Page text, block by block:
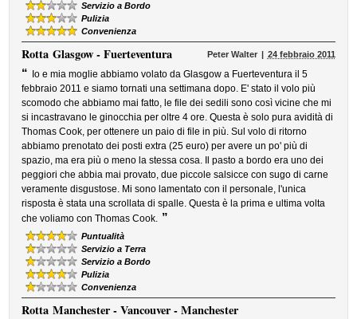
Servizio a Bordo
Pulizia
Convenienza
RottaGlasgow - Fuerteventura Peter Walter 24 febbraio 2011
“
Io e mia moglie abbiamo volato da Glasgow a Fuerteventura il 5
febbraio 2011 e siamo tornati una settimana dopo. E' stato il volo più
scomodo che abbiamo mai fatto, le file dei sedili sono così vicine che mi
si incastravano le ginocchia per oltre 4 ore. Questa è solo pura avidità di
Thomas Cook, per ottenere un paio di file in più. Sul volo di ritorno
abbiamo prenotato dei posti extra (25 euro) per avere un po' più di
spazio, ma era più o meno la stessa cosa. Il pasto a bordo era uno dei
peggiori che abbia mai provato, due piccole salsicce con sugo di carne
veramente disgustose. Mi sono lamentato con il personale, l'unica
risposta è stata una scrollata di spalle. Questa è la prima e ultima volta
che voliamo con Thomas Cook. ”
Puntualità
Servizio a Terra
Servizio a Bordo
Pulizia
Convenienza
RottaManchester - Vancouver - Manchester